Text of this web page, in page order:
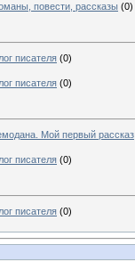
повести, рассказы (0)
писателя (0)
писателя (0)
Мой первый рассказ
писателя (0)
писателя (0)